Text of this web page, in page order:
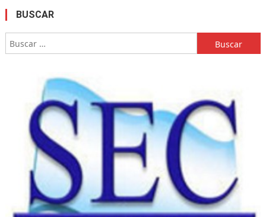
BUSCAR
Buscar: